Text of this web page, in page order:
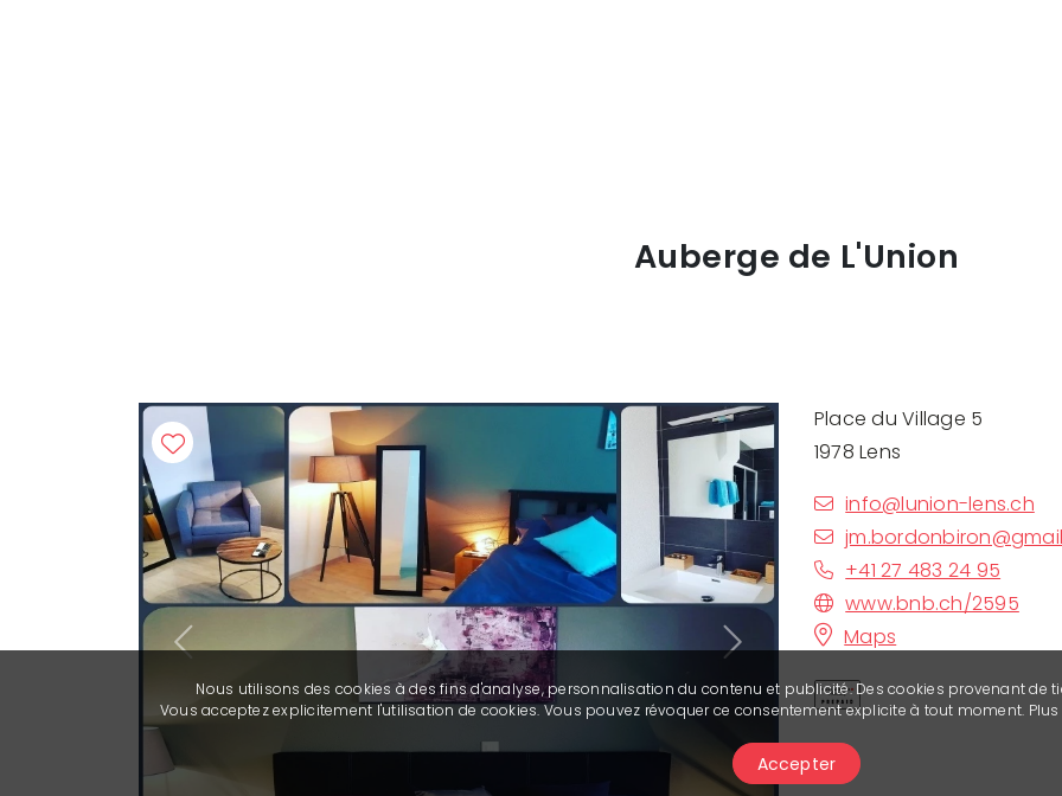
Auberge de L'Union
Previous Next
Place du Village 5
1978 Lens
info@lunion-lens.ch
+41 27 483 24 95
www.bnb.ch/2595
Maps
Nous utilisons des cookies à des fins d'analyse, personnalisation du contenu et publicité. Des cookies provenant de
Vous acceptez explicitement l'utilisation de cookies. Vous pouvez révoquer ce consentement explicite à tout moment.
Accepter